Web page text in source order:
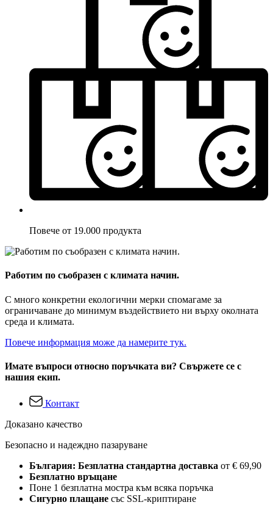
Повече от 19.000 продукта
Работим по съобразен с климата начин.
С много конкретни екологични мерки спомагаме за
ограничаване до минимум въздействието ни върху околната
среда и климата.
Повече информация може да намерите тук.
Имате въпроси относно поръчката ви? Свържете се с
нашия екип.
Контакт
Доказано качество
Безопасно и надеждно пазаруване
България: Безплатна стандартна доставка от € 69,90
Безплатно връщане
Поне 1 безплатна мостра към всяка поръчка
Сигурно плащане със SSL-криптиране